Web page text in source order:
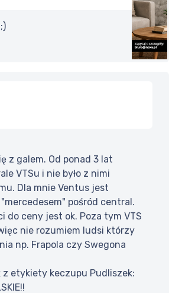
z galem. Od ponad 3 lat
VTSu i nie było z nimi
Dla mnie Ventus jest
pośród central.
do ceny jest ok. Poza tym VTS
nie rozumiem ludsi którzy
np. Frapola czy Swegona
z etykiety keczupu Pudliszek: